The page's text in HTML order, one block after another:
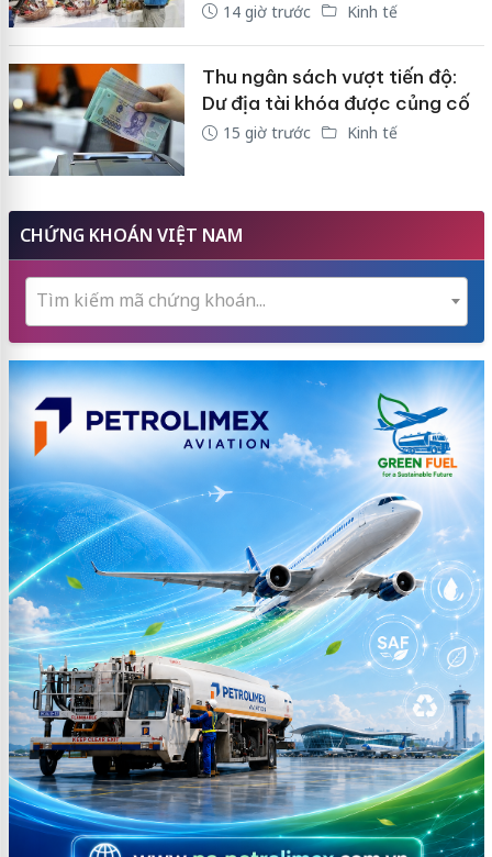
14 giờ trước Kinh tế
Thu ngân sách vượt tiến độ:
Dư địa tài khóa được củng cố
15 giờ trước Kinh tế
CHỨNG KHOÁN VIỆT NAM
Tìm kiếm mã chứng khoán...